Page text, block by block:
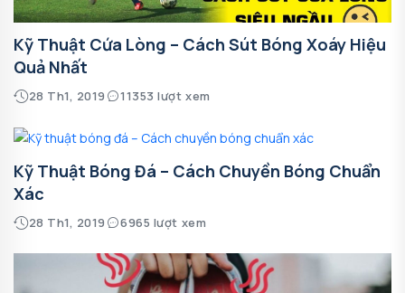
Kỹ Thuật Cứa Lòng – Cách Sút Bóng Xoáy Hiệu
Quả Nhất
28 Th1, 2019 11353 lượt xem
Kỹ Thuật Bóng Đá – Cách Chuyền Bóng Chuẩn
Xác
28 Th1, 2019 6965 lượt xem